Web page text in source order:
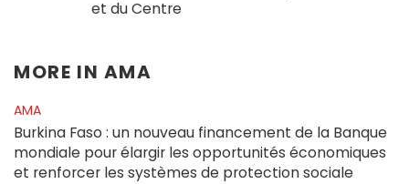
et du Centre
MORE IN AMA
AMA
Burkina Faso : un nouveau financement de la Banque
mondiale pour élargir les opportunités économiques
et renforcer les systèmes de protection sociale